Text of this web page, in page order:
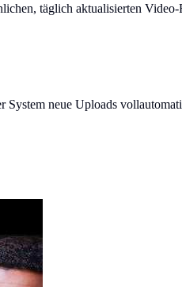
täglich aktualisierten Video-
System neue Uploads